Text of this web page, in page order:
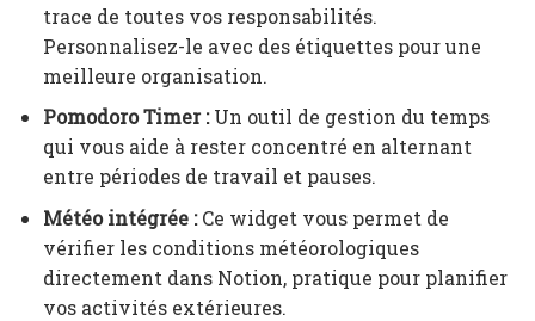
trace de toutes vos responsabilités.
Personnalisez-le avec des étiquettes pour une
meilleure organisation.
Pomodoro Timer :Un outil de gestion du temps
qui vous aide à rester concentré en alternant
entre périodes de travail et pauses.
Météo intégrée :Ce widget vous permet de
vérifier les conditions météorologiques
directement dans Notion, pratique pour planifier
vos activités extérieures.